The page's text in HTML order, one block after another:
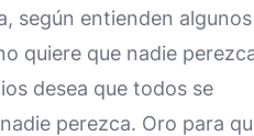
según entienden algunos
quiere que nadie
desea que todos se
perezca. Oro para